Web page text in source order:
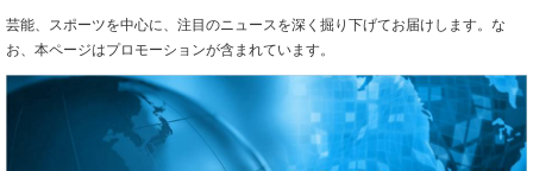
芸能、スポーツを中心に、注目のニュースを深く掘り下げてお届けします。な
お、本ページはプロモーションが含まれています。